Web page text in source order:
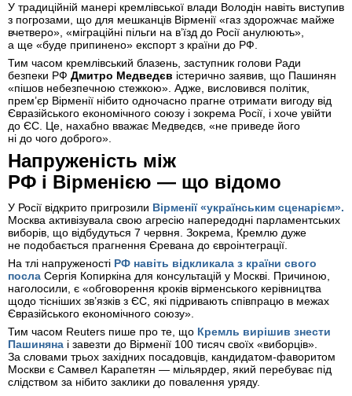
У традиційній манері кремлівської влади Володін навіть виступив
з погрозами, що для мешканців Вірменії «газ здорожчає майже
вчетверо», «міграційні пільги на в’їзд до Росії анулюють»,
а ще «буде припинено» експорт з країни до РФ.
Тим часом кремлівський блазень, заступник голови Ради
безпеки РФ Дмитро Медведєв істерично заявив, що Пашинян
«пішов небезпечною стежкою». Адже, висловився політик,
прем’єр Вірменії нібито одночасно прагне отримати вигоду від
Євразійського економічного союзу і зокрема Росії, і хоче увійти
до ЄС. Це, нахабно вважає Медведєв, «не приведе його
ні до чого доброго».
Напруженість між
РФ і Вірменією — що відомо
У Росії відкрито пригрозили Вірменії «українським сценарієм».
Москва активізувала свою агресію напередодні парламентських
виборів, що відбудуться 7 червня. Зокрема, Кремлю дуже
не подобається прагнення Єревана до євроінтеграції.
На тлі напруженості РФ навіть відкликала з країни свого
посла Сергія Копиркіна для консультацій у Москві. Причиною,
наголосили, є «обговорення кроків вірменського керівництва
щодо тісніших зв’язків з ЄС, які підривають співпрацю в межах
Євразійського економічного союзу».
Тим часом Reuters пише про те, що Кремль вирішив знести
Пашиняна і завезти до Вірменії 100 тисяч своїх «виборців».
За словами трьох західних посадовців, кандидатом-фаворитом
Москви є Самвел Карапетян — мільярдер, який перебуває під
слідством за нібито заклики до повалення уряду.